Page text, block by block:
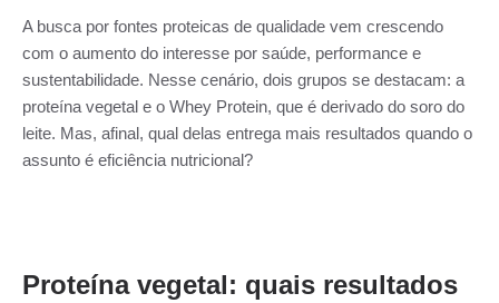
A busca por fontes proteicas de qualidade vem crescendo
com o aumento do interesse por saúde, performance e
sustentabilidade. Nesse cenário, dois grupos se destacam: a
proteína vegetal e o Whey Protein, que é derivado do soro do
leite. Mas, afinal, qual delas entrega mais resultados quando o
assunto é eficiência nutricional?
Proteína vegetal: quais resultados